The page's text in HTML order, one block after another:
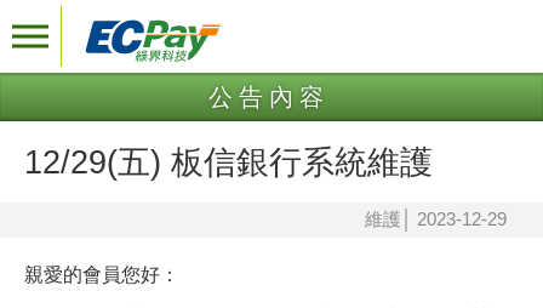
公告內容
12/29(五) 板信銀行系統維護
維護 2023-12-29
親愛的會員您好：